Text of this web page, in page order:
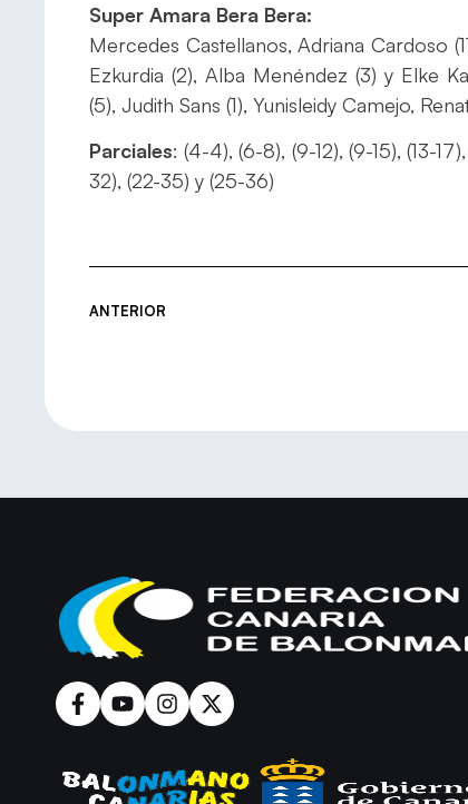
Super Amara Bera Bera:
Mercedes Castellanos, Adriana Cardoso
Ezkurdia (2), Alba Menéndez (3) y Elke
(5), Judith Sans (1), Yunisleidy Camejo,
Parciales: (4-4), (6-8), (9-12), (9-15), (13-
32), (22-35) y (25-36)
ANTERIOR